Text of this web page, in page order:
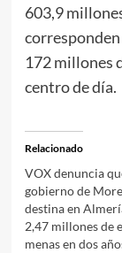
603,9
172 millones
centro de día.
Relacionado
VOX denuncia
gobierno de
destina en
2,47 millones de
menas en dos